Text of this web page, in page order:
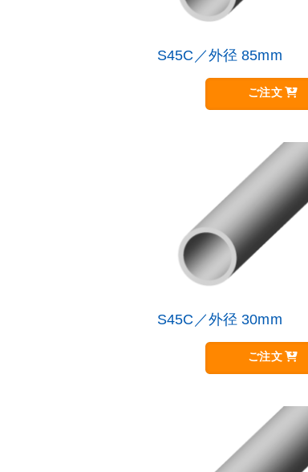
S45C／外径 85mm
ご注文 商
の
バ
リ
り
ま
す。
プ
ョ
ン
S45C／外径 30mm
ご注文 商
の
バ